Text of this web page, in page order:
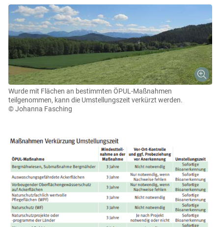
Wurde mit Flächen an bestimmten ÖPUL-Maßnahmen
teilgenommen, kann die Umstellungszeit verkürzt werden.
© Johanna Fasching